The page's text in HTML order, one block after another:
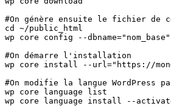
#On génère ensuite le fichier de
cd ~/public_html
wp core config --
#On démarre l'installation
wp core install --url="https://
#On modifie la langue WordPress
wp core language list
wp core language install --